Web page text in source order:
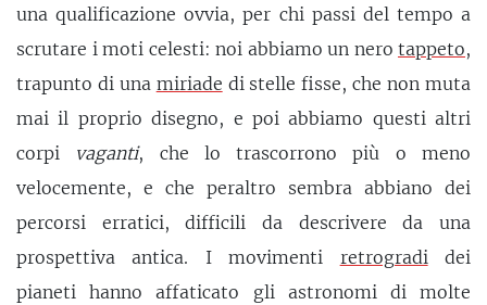
una qualificazione ovvia, per chi passi del tempo a
scrutare i moti celesti: noi abbiamo un nero tappeto,
trapunto di una miriade di stelle fisse, che non muta
mai il proprio disegno, e poi abbiamo questi altri
corpi vaganti, che lo trascorrono più o meno
velocemente, e che peraltro sembra abbiano dei
percorsi erratici, difficili da descrivere da una
prospettiva antica. I movimenti retrogradidei
pianeti hanno affaticato gli astronomi di molte